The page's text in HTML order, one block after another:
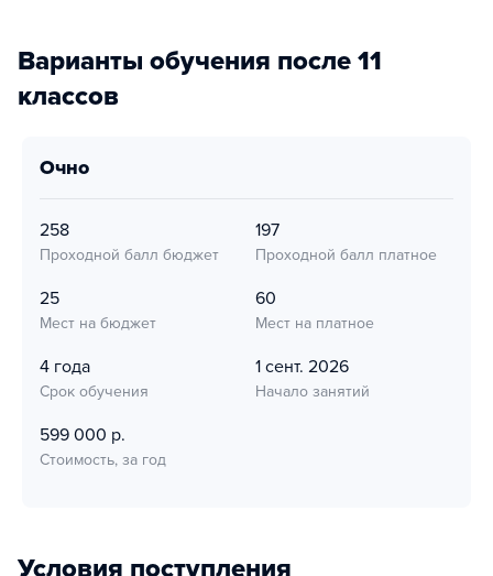
Варианты обучения после 11
классов
очно
258
Проходной балл бюджет
197
Проходной балл платное
25
Мест на бюджет
60
Мест на платное
4 года
Срок обучения
1 сент. 2026
Начало занятий
599 000 р.
Стоимость, за год
Условия поступления